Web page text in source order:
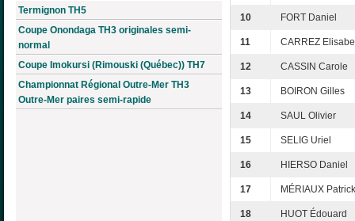
Termignon TH5
Coupe Onondaga TH3 originales semi-
normal
Coupe Imokursi (Rimouski (Québec)) TH7
Championnat Régional Outre-Mer TH3
Outre-Mer paires semi-rapide
10 FORT Daniel
11 CARREZ
12 CASSIN Carole
13 BOIRON Gilles
14 SAUL Olivier
15 SELIG Uriel
16 HIERSO Daniel
17 MÉRIAUX Patrick
18 HUOT Édouard